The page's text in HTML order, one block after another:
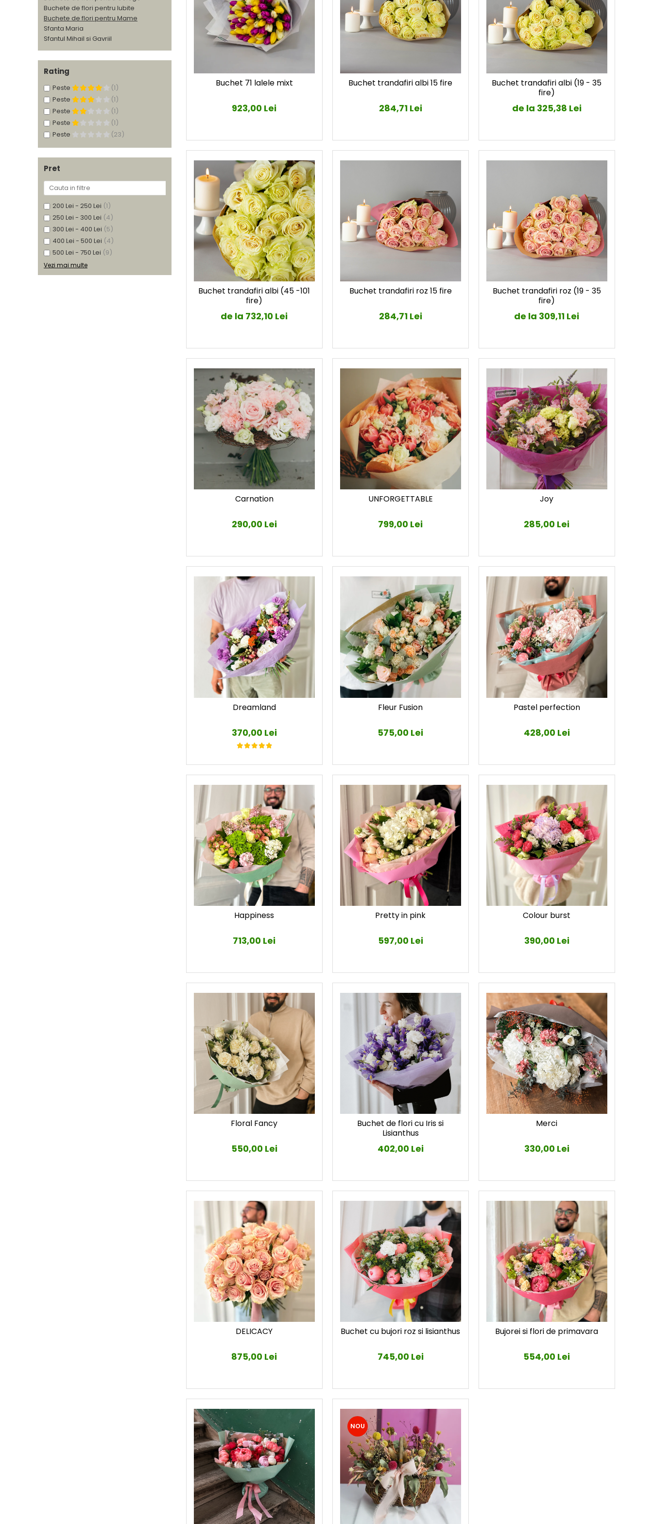
Buchete de flori pentru Iubite
Buchete de flori pentru Mame
Sfanta Maria
Sfantul Mihail si Gavriil
Rating
Peste
(1)
Peste
(1)
Peste
(1)
Peste
(1)
Peste
(23)
Pret
200 Lei - 250 Lei (1)
250 Lei - 300 Lei (4)
300 Lei - 400 Lei (5)
400 Lei - 500 Lei (4)
500 Lei - 750 Lei (9)
Vezi mai multe
Buchet 71 lalele mixt
923,00 Lei
Buchet trandafiri albi 15 fire
284,71 Lei
Buchet trandafiri albi (19 - 35
fire)
de la 325,38 Lei
Buchet trandafiri albi (45 -101
fire)
de la 732,10 Lei
Buchet trandafiri roz 15 fire
284,71 Lei
Buchet trandafiri roz (19 - 35
fire)
de la 309,11 Lei
Carnation
290,00 Lei
UNFORGETTABLE
799,00 Lei
Joy
285,00 Lei
Dreamland
370,00 Lei
Fleur Fusion
575,00 Lei
Pastel perfection
428,00 Lei
Happiness
713,00 Lei
Pretty in pink
597,00 Lei
Colour burst
390,00 Lei
Floral Fancy
550,00 Lei
Buchet de flori cu Iris si
Lisianthus
402,00 Lei
Merci
330,00 Lei
DELICACY
875,00 Lei
Buchet cu bujori roz si lisianthus
745,00 Lei
Bujorei si flori de primavara
554,00 Lei
NOU